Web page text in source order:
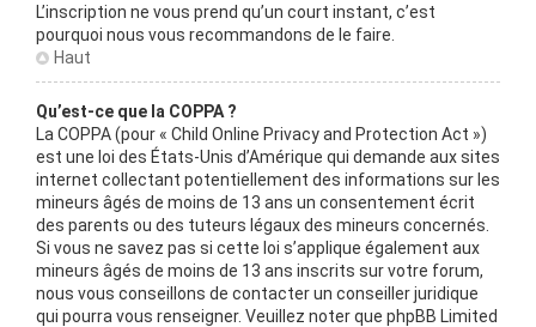
L’inscription ne vous prend qu’un court instant, c’est
pourquoi nous vous recommandons de le faire.
Haut
Qu’est-ce que la COPPA ?
La COPPA (pour « Child Online Privacy and Protection Act »)
est une loi des États-Unis d’Amérique qui demande aux sites
internet collectant potentiellement des informations sur les
mineurs âgés de moins de 13 ans un consentement écrit
des parents ou des tuteurs légaux des mineurs concernés.
Si vous ne savez pas si cette loi s’applique également aux
mineurs âgés de moins de 13 ans inscrits sur votre forum,
nous vous conseillons de contacter un conseiller juridique
qui pourra vous renseigner. Veuillez noter que phpBB Limited